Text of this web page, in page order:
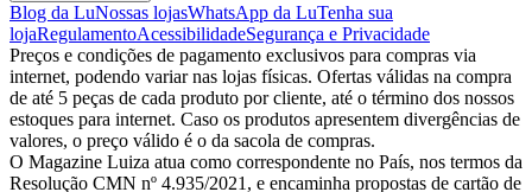
Blog da LuNossas lojasWhatsApp da LuTenha sua
lojaRegulamentoAcessibilidadeSegurança e Privacidade
Preços e condições de pagamento exclusivos para compras via
internet, podendo variar nas lojas físicas. Ofertas válidas na compra
de até 5 peças de cada produto por cliente, até o término dos nossos
estoques para internet. Caso os produtos apresentem divergências de
valores, o preço válido é o da sacola de compras.
O Magazine Luiza atua como correspondente no País, nos termos da
Resolução CMN nº 4.935/2021, e encaminha propostas de cartão de